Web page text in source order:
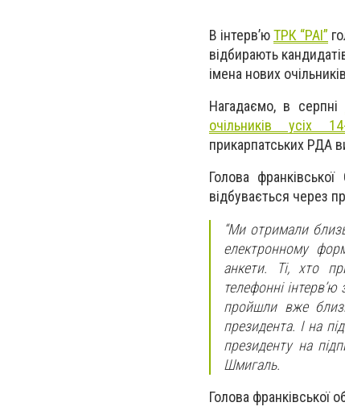
В інтерв’юТРК “РАІ”
відбирають
імена нових
Нагадаємо, в серпні
очільників усіх
прикарпатських РДА
Голова
відбувається через
“Ми отримали
електронному
анкети. Ті, хто
телефонні
пройшли вже
президента. І на
президенту на
Шмигаль.
Голова франківської